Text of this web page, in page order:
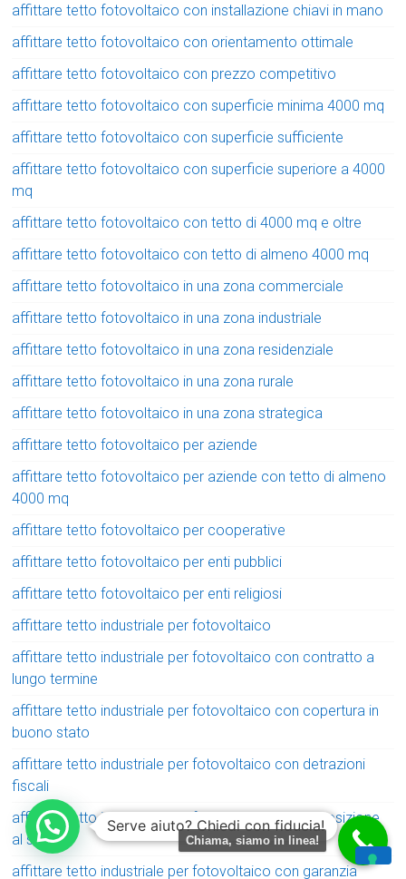
affittare tetto fotovoltaico con installazione chiavi in mano
affittare tetto fotovoltaico con orientamento ottimale
affittare tetto fotovoltaico con prezzo competitivo
affittare tetto fotovoltaico con superficie minima 4000 mq
affittare tetto fotovoltaico con superficie sufficiente
affittare tetto fotovoltaico con superficie superiore a 4000
mq
affittare tetto fotovoltaico con tetto di 4000 mq e oltre
affittare tetto fotovoltaico con tetto di almeno 4000 mq
affittare tetto fotovoltaico in una zona commerciale
affittare tetto fotovoltaico in una zona industriale
affittare tetto fotovoltaico in una zona residenziale
affittare tetto fotovoltaico in una zona rurale
affittare tetto fotovoltaico in una zona strategica
affittare tetto fotovoltaico per aziende
affittare tetto fotovoltaico per aziende con tetto di almeno
4000 mq
affittare tetto fotovoltaico per cooperative
affittare tetto fotovoltaico per enti pubblici
affittare tetto fotovoltaico per enti religiosi
affittare tetto industriale per fotovoltaico
affittare tetto industriale per fotovoltaico con contratto a
lungo termine
affittare tetto industriale per fotovoltaico con copertura in
buono stato
affittare tetto industriale per fotovoltaico con detrazioni
fiscali
affittare tetto industriale per fotovoltaico con esposizione
al sole
affittare tetto industriale per fotovoltaico con garanzia
Serve aiuto? Chiedi con fiducia!
Chiama, siamo in linea!